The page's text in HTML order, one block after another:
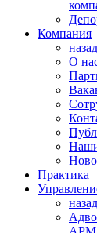
Компания
назад
О
Практика
назад